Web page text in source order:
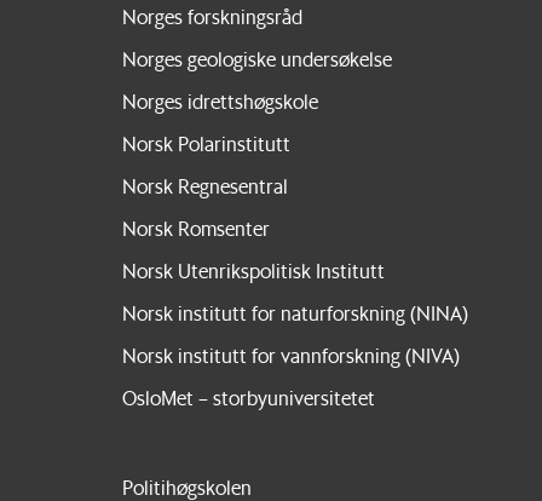
Norges forskningsråd
Norges geologiske undersøkelse
Norges idrettshøgskole
Norsk Polarinstitutt
Norsk Regnesentral
Norsk Romsenter
Norsk Utenrikspolitisk Institutt
Norsk institutt for naturforskning (NINA)
Norsk institutt for vannforskning (NIVA)
OsloMet – storbyuniversitetet
Politihøgskolen